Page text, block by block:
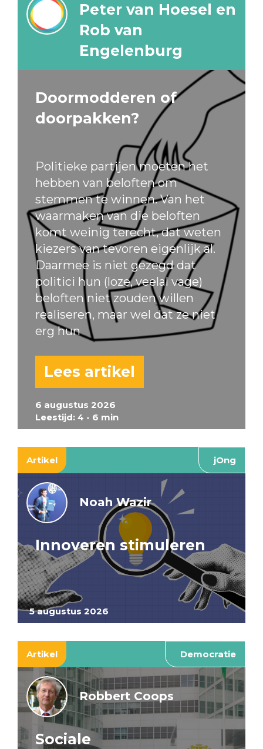
6 augustus 2026
Leestijd: 4 - 6 min
Peter van Hoesel en
Rob van
Engelenburg
Doormodderen of
doorpakken?
Politieke partijen moeten het
hebben van beloften om
stemmen te winnen. Van het
waarmaken van die beloften
komt weinig terecht, dat weten
kiezers van tevoren eigenlijk al.
Daarmee is niet gezegd dat
politici hun (loze, veelal vage)
beloften niet zouden willen
realiseren, maar wel dat ze niet
erg hun
Lees artikel
Artikel jOng
5 augustus 2026
Noah Wazir
Innoveren stimuleren
Artikel Democratie
Robbert Coops
Sociale